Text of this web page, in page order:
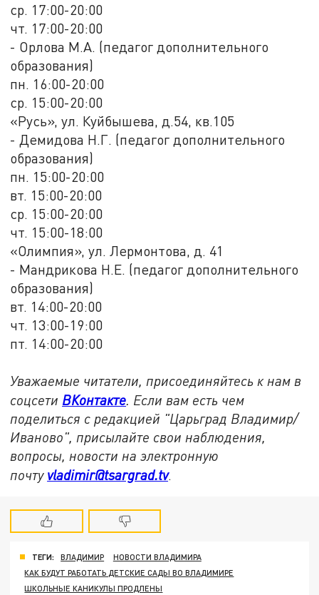
ср. 17:00-20:00
чт. 17:00-20:00
- Орлова М.А. (педагог дополнительного
образования)
пн. 16:00-20:00
ср. 15:00-20:00
«Русь», ул. Куйбышева, д.54, кв.105
- Демидова Н.Г. (педагог дополнительного
образования)
пн. 15:00-20:00
вт. 15:00-20:00
ср. 15:00-20:00
чт. 15:00-18:00
«Олимпия», ул. Лермонтова, д. 41
- Мандрикова Н.Е. (педагог дополнительного
образования)
вт. 14:00-20:00
чт. 13:00-19:00
пт. 14:00-20:00
Уважаемые читатели, присоединяйтесь к нам в
соцсети ВКонтакте. Если вам есть чем
поделиться с редакцией "Царьград Владимир/
Иваново", присылайте свои наблюдения,
вопросы, новости на электронную
почту vladimir@tsargrad.tv.
ТЕГИ: ВЛАДИМИР
НОВОСТИ ВЛАДИМИРА
КАК БУДУТ РАБОТАТЬ ДЕТСКИЕ САДЫ ВО ВЛАДИМИРЕ
ШКОЛЬНЫЕ КАНИКУЛЫ ПРОДЛЕНЫ